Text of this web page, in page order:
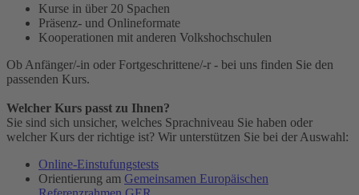
Kurse in über 20 Spachen
Präsenz- und Onlineformate
Kooperationen mit anderen Volkshochschulen
Ob Anfänger/-in oder Fortgeschrittene/-r - bei uns finden Sie den
passenden Kurs.
Welcher Kurs passt zu Ihnen?
Sie sind sich unsicher, welches Sprachniveau Sie haben oder
welcher Kurs der richtige ist? Wir unterstützen Sie bei der Auswahl:
Online-Einstufungstests
Orientierung am Gemeinsamen Europäischen